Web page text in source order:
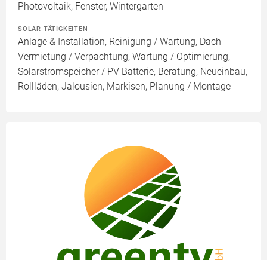
Photovoltaik, Fenster, Wintergarten
SOLAR TÄTIGKEITEN
Anlage & Installation, Reinigung / Wartung, Dach
Vermietung / Verpachtung, Wartung / Optimierung,
Solarstromspeicher / PV Batterie, Beratung, Neueinbau,
Rollläden, Jalousien, Markisen, Planung / Montage